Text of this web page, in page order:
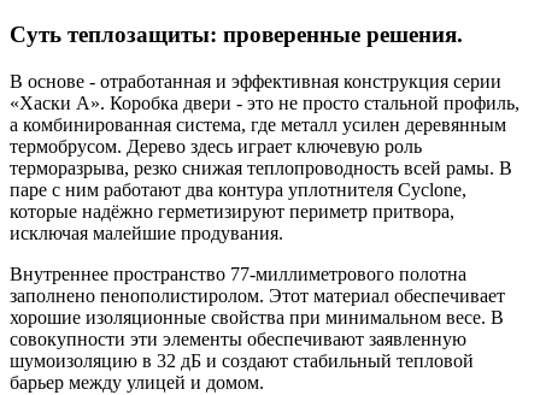
Суть теплозащиты: проверенные решения.
В основе - отработанная и эффективная конструкция серии
«Хаски А». Коробка двери - это не просто стальной профиль,
а комбинированная система, где металл усилен деревянным
термобрусом. Дерево здесь играет ключевую роль
терморазрыва, резко снижая теплопроводность всей рамы. В
паре с ним работают два контура уплотнителя Cyclone,
которые надёжно герметизируют периметр притвора,
исключая малейшие продувания.
Внутреннее пространство 77-миллиметрового полотна
заполнено пенополистиролом. Этот материал обеспечивает
хорошие изоляционные свойства при минимальном весе. В
совокупности эти элементы обеспечивают заявленную
шумоизоляцию в 32 дБ и создают стабильный тепловой
барьер между улицей и домом.